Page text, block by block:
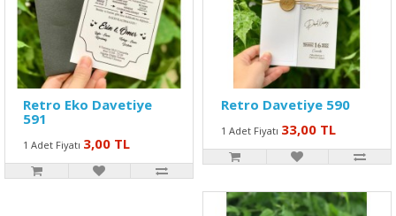
Retro Eko Davetiye
591
1 Adet Fiyatı 3,00 TL
Retro Davetiye 590
1 Adet Fiyatı 33,00 TL